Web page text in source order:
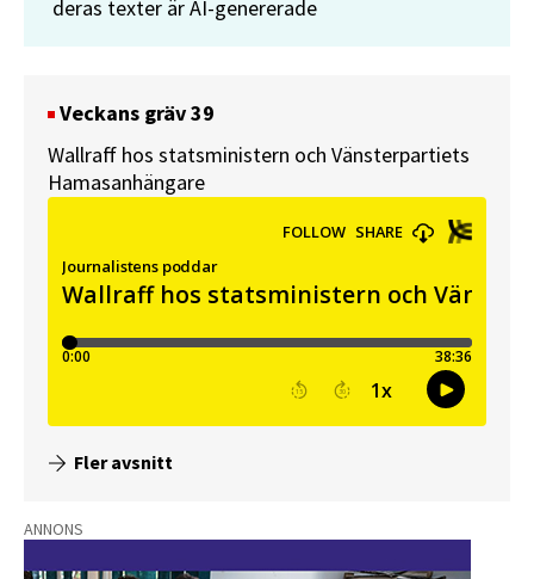
deras texter är AI-genererade
Veckans gräv 39
Wallraff hos statsministern och Vänsterpartiets
Hamasanhängare
Fler avsnitt
ANNONS